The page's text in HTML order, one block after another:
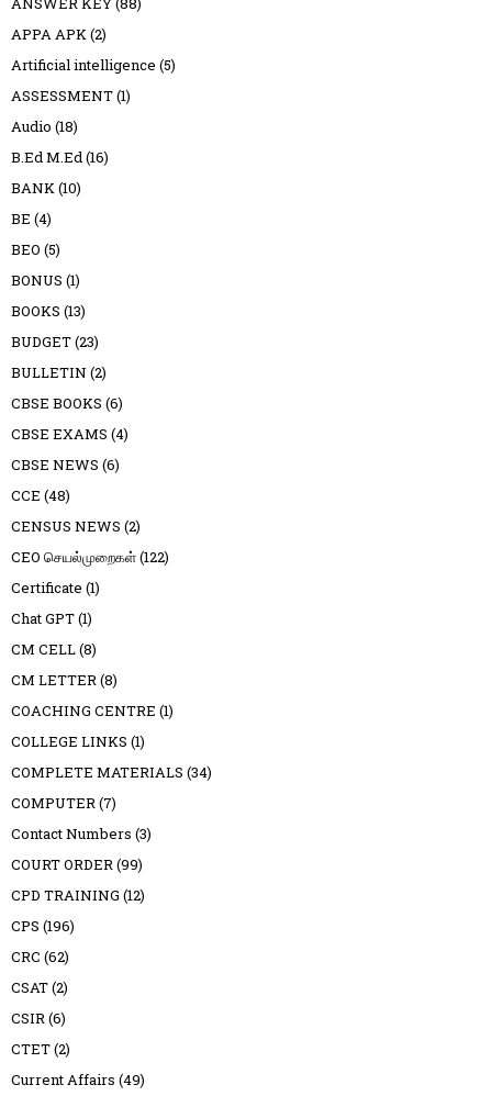
APPA APK(2)
Artificial intelligence (5)
ASSESSMENT(1)
Audio (18)
B.Ed M.Ed(16)
BANK(10)
BE (4)
BEO (5)
BONUS (1)
BOOKS (13)
BUDGET(23)
BULLETIN (2)
CBSE BOOKS (6)
CBSE EXAMS (4)
CBSE NEWS (6)
CCE (48)
CENSUS NEWS (2)
CEO செயல்முறைகள்(122)
Certificate (1)
Chat GPT(1)
CM CELL(8)
CM LETTER(8)
COACHING CENTRE (1)
COLLEGE LINKS (1)
COMPLETE MATERIALS (34)
COMPUTER(7)
Contact Numbers (3)
COURT ORDER(99)
CPD TRAINING (12)
CPS (196)
CRC (62)
CSAT(2)
CSIR(6)
CTET(2)
Current Affairs (49)